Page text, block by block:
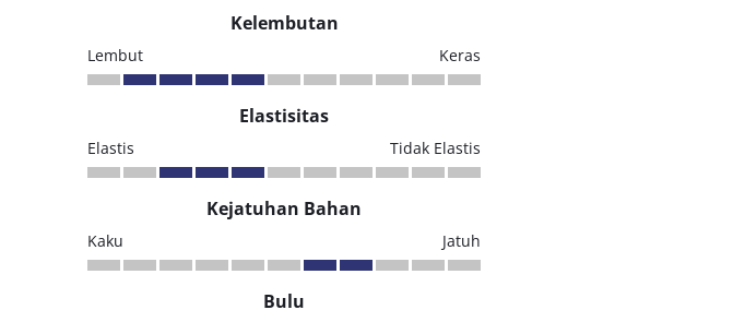
Kelembutan
Lembut Keras
Elastisitas
Elastis Tidak Elastis
Kejatuhan Bahan
Kaku Jatuh
Bulu